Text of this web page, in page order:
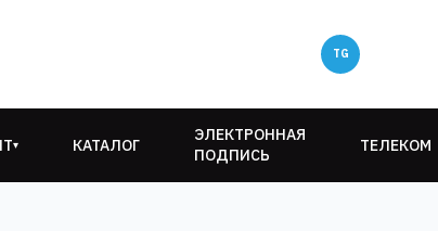
▾ КАТАЛОГ
ЭЛЕКТРОННАЯ
ПОДПИСЬ
ТЕЛЕКОМ